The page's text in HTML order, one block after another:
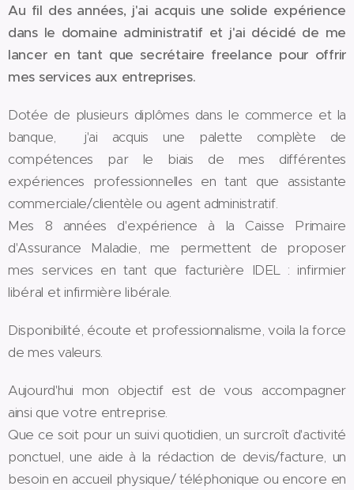
Au fil des années, j'ai acquis une solide expérience
dans le domaine administratif et j'ai décidé de me
lancer en tant que secrétaire freelance pour offrir
mes services aux entreprises.
Dotée de plusieurs diplômes dans le commerce et la
banque, j'ai acquis une palette complète de
compétences par le biais de mes différentes
expériences professionnelles en tant que assistante
commerciale/clientèle ou agent administratif.
Mes 8 années d'expérience à la Caisse Primaire
d'Assurance Maladie, me permettent de proposer
mes services en tant que facturière IDEL : infirmier
libéral et infirmière libérale.
Disponibilité, écoute et professionnalisme, voila la force
de mes valeurs.
Aujourd'hui mon objectif est de vous accompagner
ainsi que votre entreprise.
Que ce soit pour un suivi quotidien, un surcroît d'activité
ponctuel, une aide à la rédaction de devis/facture, un
besoin en accueil physique/ téléphonique ou encore en